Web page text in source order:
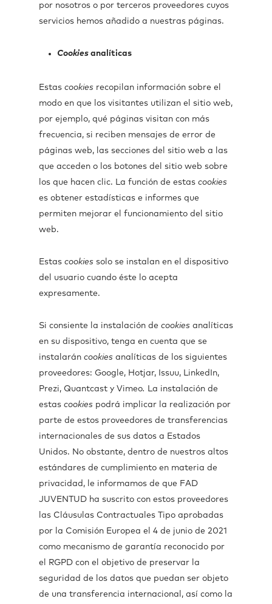
por nosotros o por terceros proveedores cuyos
servicios hemos añadido a nuestras páginas.
Cookies analíticas
Estas cookies recopilan información sobre el
modo en que los visitantes utilizan el sitio web,
por ejemplo, qué páginas visitan con más
frecuencia, si reciben mensajes de error de
páginas web, las secciones del sitio web a las
que acceden o los botones del sitio web sobre
los que hacen clic. La función de estas cookies
es obtener estadísticas e informes que
permiten mejorar el funcionamiento del sitio
web.
Estas cookies solo se instalan en el dispositivo
del usuario cuando éste lo acepta
expresamente.
Si consiente la instalación de cookies analíticas
en su dispositivo, tenga en cuenta que se
instalarán cookies analíticas de los siguientes
proveedores: Google, Hotjar, Issuu, LinkedIn,
Prezi, Quantcast y Vimeo.
La instalación de
estas cookies podrá implicar la realización por
parte de estos proveedores de transferencias
internacionales de sus datos a Estados
Unidos. No obstante, dentro de nuestros altos
estándares de cumplimiento en materia de
privacidad, le informamos de que FAD
JUVENTUD ha suscrito con estos proveedores
las Cláusulas Contractuales Tipo aprobadas
por la Comisión Europea el 4 de junio de 2021
como mecanismo de garantía reconocido por
el RGPD con el objetivo de preservar la
seguridad de los datos que puedan ser objeto
de una transferencia internacional, así como la